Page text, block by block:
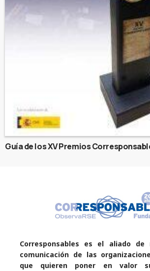
Guía de los XV Premios
Corresponsables es el aliado de
comunicación de las
que quieren poner en valor